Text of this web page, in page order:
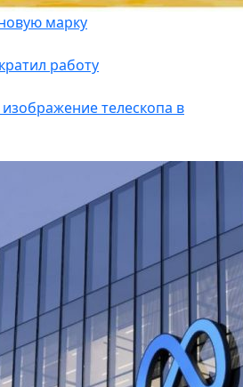
марку
работу
телескопа в